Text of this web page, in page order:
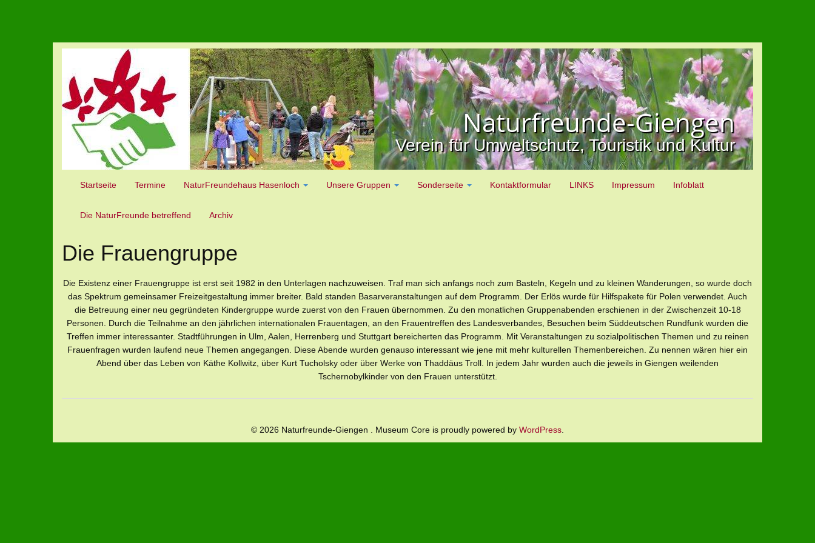
Naturfreunde-Giengen
Verein für Umweltschutz, Touristik und Kultur
Startseite Termine NaturFreundehaus Hasenloch Unsere Gruppen Sonderseite Kontaktformular LINKS Impressum Infoblatt
Die NaturFreunde betreffend Archiv
Die Frauengruppe
Die Existenz einer Frauengruppe ist erst seit 1982 in den Unterlagen nachzuweisen. Traf man sich anfangs noch zum Basteln, Kegeln und zu kleinen Wanderungen, so wurde doch
das Spektrum gemeinsamer Freizeitgestaltung immer breiter. Bald standen Basarveranstaltungen auf dem Programm. Der Erlös wurde für Hilfspakete für Polen verwendet. Auch
die Betreuung einer neu gegründeten Kindergruppe wurde zuerst von den Frauen übernommen. Zu den monatlichen Gruppenabenden erschienen in der Zwischenzeit 10-18
Personen. Durch die Teilnahme an den jährlichen internationalen Frauentagen, an den Frauentreffen des Landesverbandes, Besuchen beim Süddeutschen Rundfunk wurden die
Treffen immer interessanter. Stadtführungen in Ulm, Aalen, Herrenberg und Stuttgart bereicherten das Programm. Mit Veranstaltungen zu sozialpolitischen Themen und zu reinen
Frauenfragen wurden laufend neue Themen angegangen. Diese Abende wurden genauso interessant wie jene mit mehr kulturellen Themenbereichen. Zu nennen wären hier ein
Abend über das Leben von Käthe Kollwitz, über Kurt Tucholsky oder über Werke von Thaddäus Troll. In jedem Jahr wurden auch die jeweils in Giengen weilenden
Tschernobylkinder von den Frauen unterstützt.
© 2026 Naturfreunde-Giengen . Museum Core is proudly powered by WordPress